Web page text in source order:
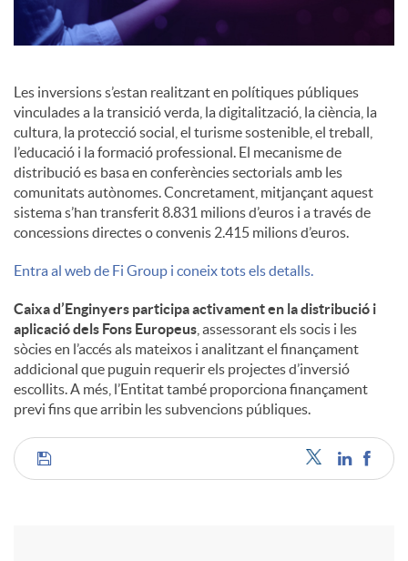
Les inversions s’estan realitzant en polítiques públiques
vinculades a la transició verda, la digitalització, la ciència, la
cultura, la protecció social, el turisme sostenible, el treball,
l’educació i la formació professional. El mecanisme de
distribució es basa en conferències sectorials amb les
comunitats autònomes. Concretament, mitjançant aquest
sistema s’han transferit 8.831 milions d’euros i a través de
concessions directes o convenis 2.415 milions d’euros.
Entra al web de Fi Group i coneix tots els detalls.
Caixa d’Enginyers participa activament en la distribució i
aplicació dels Fons Europeus , assessorant els socis i les
sòcies en l’accés als mateixos i analitzant el finançament
addicional que puguin requerir els projectes d’inversió
escollits. A més, l’Entitat també proporciona finançament
previ fins que arribin les subvencions públiques.
C